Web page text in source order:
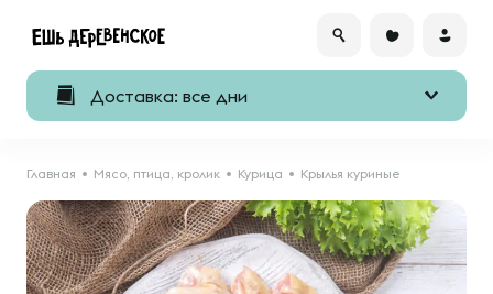
Доставка: все дни
Главная Мясо, птица, кролик Курица Крылья куриные